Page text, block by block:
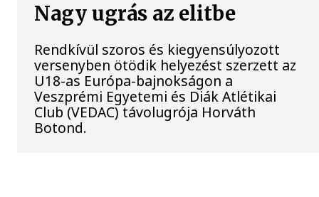
Nagy ugrás az elitbe
Rendkívül szoros és kiegyensúlyozott
versenyben ötödik helyezést szerzett az
U18-as Európa-bajnokságon a
Veszprémi Egyetemi és Diák Atlétikai
Club (VEDAC) távolugrója Horváth
Botond.